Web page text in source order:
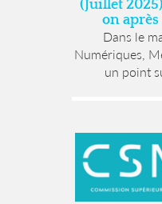
(Juillet
on après
Dans le
Numériques,
un point